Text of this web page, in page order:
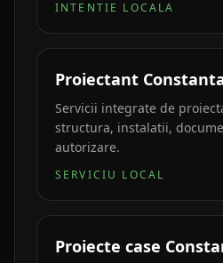
INTENTIE LOCALA
Proiectant
Servicii integrate de
structura, instalatii,
autorizare.
SERVICIU LOCAL
Proiecte case